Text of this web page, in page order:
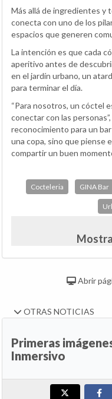
Más allá de ingredientes y
conecta con uno de los
espacios que generen
La intención es que cada
aperitivo antes de
en el jardín urbano, un
para terminar el día.
“Para nosotros, un cóctel
conectar con las
reconocimiento para un
una copa, sino que piense
compartir un buen
Cocteleria GINA Bar
Abrir
OTRAS NOTICIAS
Primeras
Inmersivo